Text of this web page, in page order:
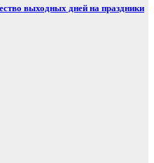
выходных дней на праздники